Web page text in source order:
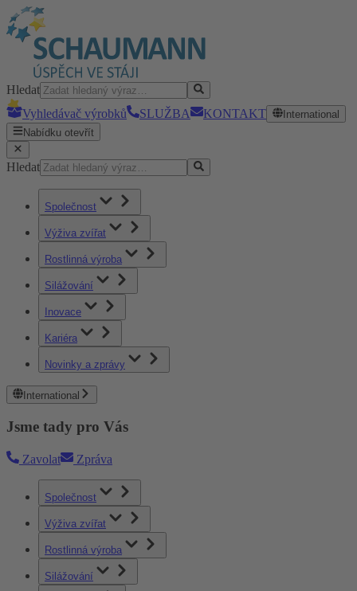
Hledat
Vyhledávač výrobků
SLUŽBA KONTAKT
International
Nabídku otevřít
Hledat
Společnost
Výživa zvířat
Rostlinná výroba
Silážování
Inovace
Kariéra
Novinky a zprávy
International
Jsme tady pro Vás
Zavolat Zpráva
Společnost
Výživa zvířat
Rostlinná výroba
Silážování